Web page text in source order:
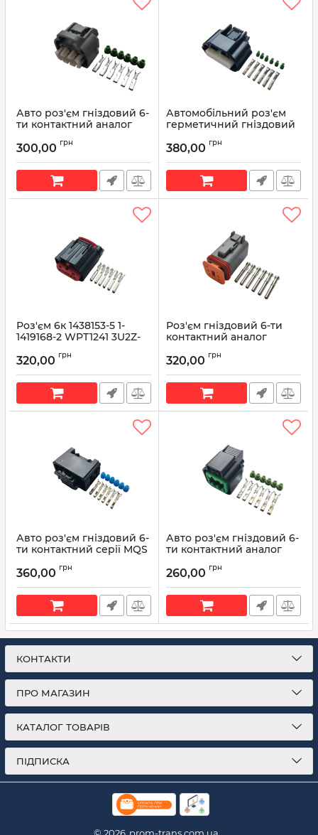
Авто роз'єм гніздовий 6-
ти контактний аналог
Артикул: 90980-10988
300,00 грн
Автомобільний роз'єм
герметичний гніздовий
Yazaki 7283-8850-30
Артикул: 7283-8850-30
380,00 грн
Роз'єм 6к 1438153-5 1-
1419168-2 WPT1241 3U2Z-
Артикул: 1438153-5
320,00 грн
Роз'єм гніздовий 6-ти
контактний аналог
Артикул: DT06-6S
320,00 грн
Авто роз'єм гніздовий 6-
ти контактний серії MQS
Артикул: 1-967616-1
360,00 грн
Авто роз'єм гніздовий 6-
ти контактний аналог
Артикул: PB625-06027
260,00 грн
КОНТАКТИ
ПРО МАГАЗИН
КАТАЛОГ ТОВАРІВ
ПІДПИСКА